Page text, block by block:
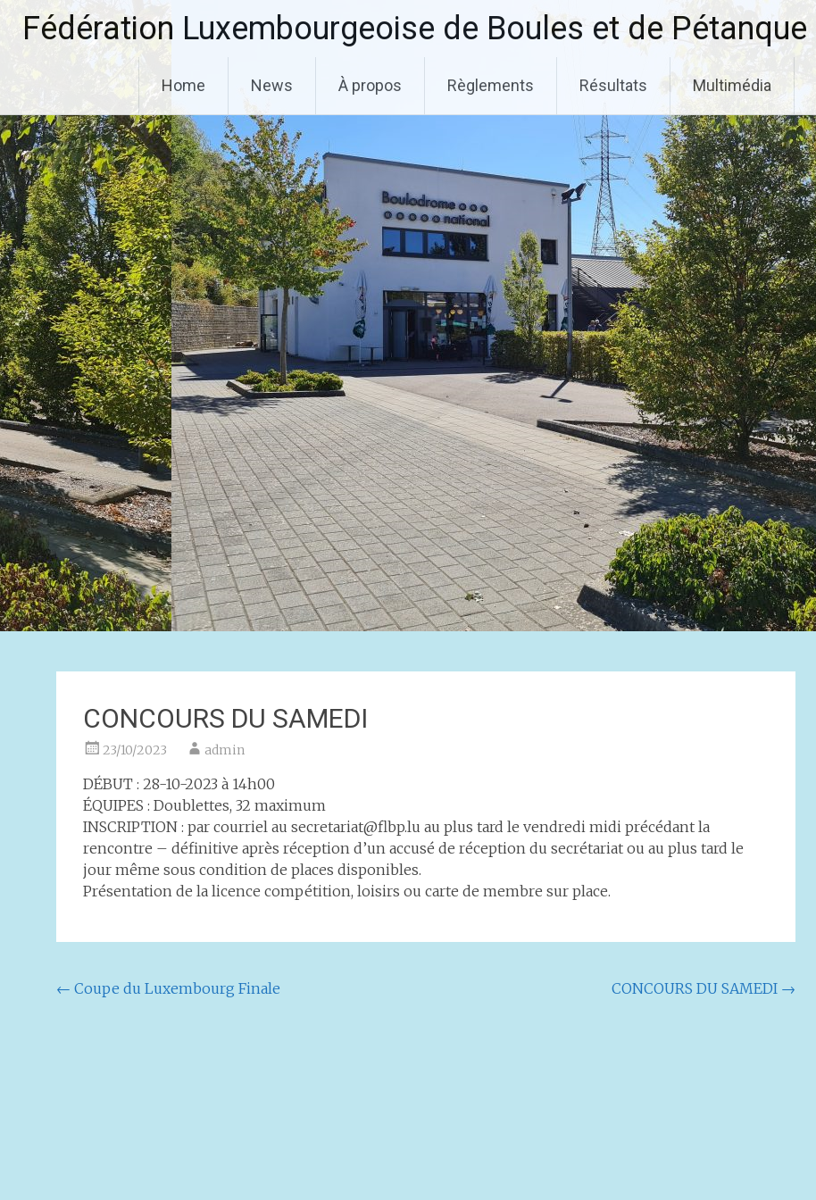
Fédération Luxembourgeoise de Boules et de Pétanque
Home News À propos Règlements Résultats Multimédia
CONCOURS DU SAMEDI
23/10/2023 admin
DÉBUT : 28-10-2023 à 14h00
ÉQUIPES : Doublettes, 32 maximum
INSCRIPTION : par courriel au secretariat@flbp.lu au plus tard le vendredi midi précédant la
rencontre – définitive après réception d’un accusé de réception du secrétariat ou au plus tard le
jour même sous condition de places disponibles.
Présentation de la licence compétition, loisirs ou carte de membre sur place.
Navigation
← Coupe du Luxembourg Finale CONCOURS DU SAMEDI →